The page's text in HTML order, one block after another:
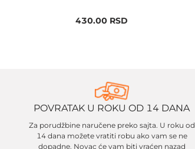
430.00RSD
POVRATAK U ROKU OD 14 DANA
Za porudžbine naručene preko sajta. U roku od
14 dana možete vratiti robu ako vam se ne
dopadne. Novac će vam biti vraćen nazad